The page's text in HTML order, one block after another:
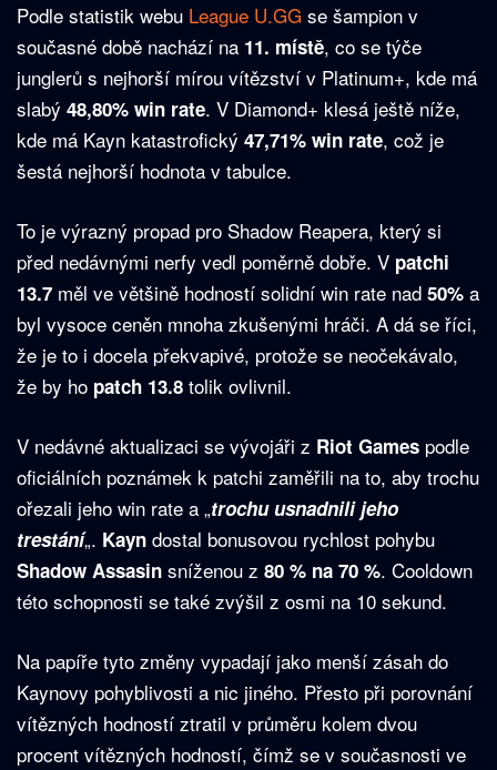
Podle statistik webu League U.GG se šampion v
současné době nachází na 11. místě, co se týče
junglerů s nejhorší mírou vítězství v Platinum+, kde má
slabý 48,80% win rate. V Diamond+ klesá ještě níže,
kde má Kayn katastrofický 47,71% win rate, což je
šestá nejhorší hodnota v tabulce.
To je výrazný propad pro Shadow Reapera, který si
před nedávnými nerfy vedl poměrně dobře. V patchi
13.7 měl ve většině hodností solidní win rate nad 50% a
byl vysoce ceněn mnoha zkušenými hráči. A dá se říci,
že je to i docela překvapivé, protože se neočekávalo,
že by ho patch 13.8 tolik ovlivnil.
V nedávné aktualizaci se vývojáři z Riot Games podle
oficiálních poznámek k patchi zaměřili na to, aby trochu
ořezali jeho win rate a „trochu usnadnili jeho
trestání„. Kayn dostal bonusovou rychlost pohybu
Shadow Assasin sníženou z 80 % na 70 %. Cooldown
této schopnosti se také zvýšil z osmi na 10 sekund.
Na papíře tyto změny vypadají jako menší zásah do
Kaynovy pohyblivosti a nic jiného. Přesto při porovnání
vítězných hodností ztratil v průměru kolem dvou
procent vítězných hodností, čímž se v současnosti ve